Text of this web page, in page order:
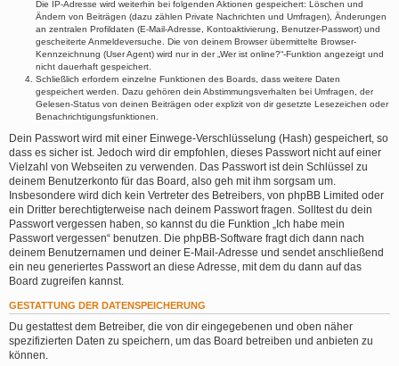
Die IP-Adresse wird weiterhin bei folgenden Aktionen gespeichert: Löschen und
Ändern von Beiträgen (dazu zählen Private Nachrichten und Umfragen), Änderungen
an zentralen Profildaten (E-Mail-Adresse, Kontoaktivierung, Benutzer-Passwort) und
gescheiterte Anmeldeversuche. Die von deinem Browser übermittelte Browser-
Kennzeichnung (User Agent) wird nur in der „Wer ist online?“-Funktion angezeigt und
nicht dauerhaft gespeichert.
Schließlich erfordern einzelne Funktionen des Boards, dass weitere Daten
gespeichert werden. Dazu gehören dein Abstimmungsverhalten bei Umfragen, der
Gelesen-Status von deinen Beiträgen oder explizit von dir gesetzte Lesezeichen oder
Benachrichtigungsfunktionen.
Dein Passwort wird mit einer Einwege-Verschlüsselung (Hash) gespeichert, so
dass es sicher ist. Jedoch wird dir empfohlen, dieses Passwort nicht auf einer
Vielzahl von Webseiten zu verwenden. Das Passwort ist dein Schlüssel zu
deinem Benutzerkonto für das Board, also geh mit ihm sorgsam um.
Insbesondere wird dich kein Vertreter des Betreibers, von phpBB Limited oder
ein Dritter berechtigterweise nach deinem Passwort fragen. Solltest du dein
Passwort vergessen haben, so kannst du die Funktion „Ich habe mein
Passwort vergessen“ benutzen. Die phpBB-Software fragt dich dann nach
deinem Benutzernamen und deiner E-Mail-Adresse und sendet anschließend
ein neu generiertes Passwort an diese Adresse, mit dem du dann auf das
Board zugreifen kannst.
GESTATTUNG DER DATENSPEICHERUNG
Du gestattest dem Betreiber, die von dir eingegebenen und oben näher
spezifizierten Daten zu speichern, um das Board betreiben und anbieten zu
können.